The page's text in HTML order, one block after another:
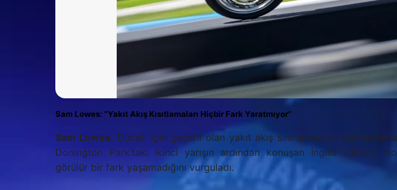
Sam Lowes: “Yakıt Akış Kısıtlamaları Hiçbir Fark Yaratmıyor”
Sam Lowes, Ducati için geçerli olan yakıt akış sınırlamasının
Donington Park’taki ikinci yarışın ardından konuşan İngiliz sürücü,
görülür bir fark yaşamadığını vurguladı.